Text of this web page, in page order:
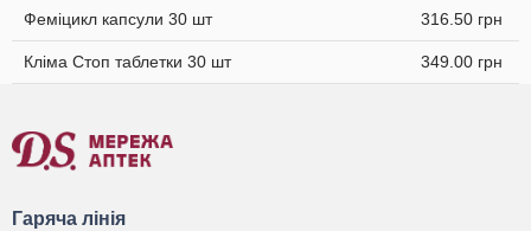
Феміцикл капсули 30 шт 316.50 грн
Кліма Стоп таблетки 30 шт 349.00 грн
Гаряча лінія